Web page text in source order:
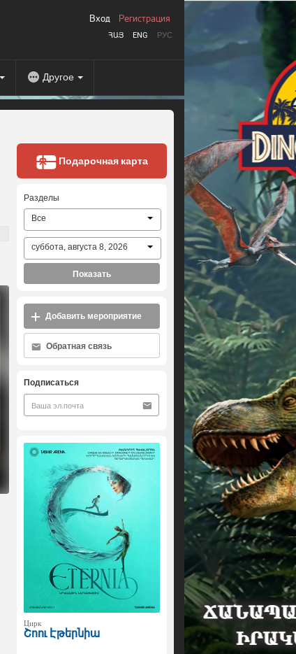
ՀԱՅ ENG РУС
Вход Регистрация
Другое
Подарочная карта
Разделы
Все
суббота, августа 8, 2026
Показать
Добавить мероприятие
Обратная связь
Подписаться
Цирк
Շոու Էթերնիա